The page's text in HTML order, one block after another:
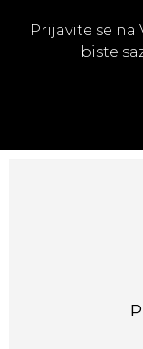
Prijavite se
biste